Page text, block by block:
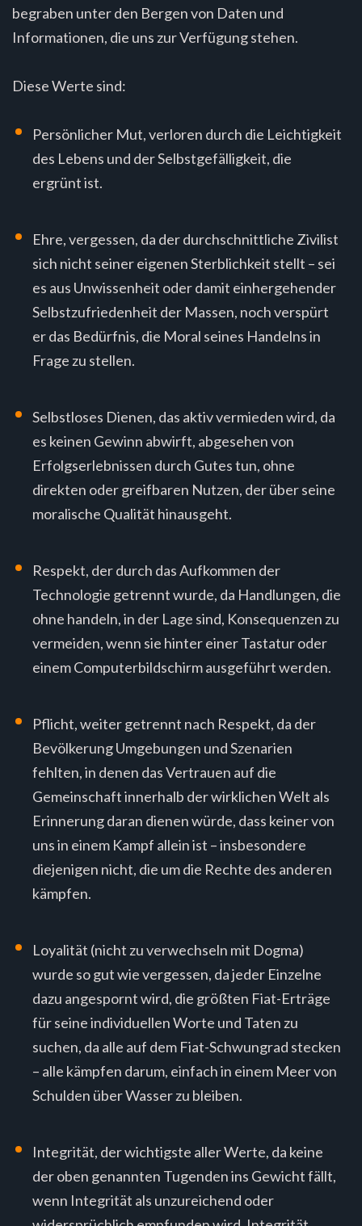
begraben unter den Bergen von Daten und
Informationen, die uns zur Verfügung stehen.
Diese Werte sind:
Persönlicher Mut, verloren durch die Leichtigkeit
des Lebens und der Selbstgefälligkeit, die
ergrünt ist.
Ehre, vergessen, da der durchschnittliche Zivilist
sich nicht seiner eigenen Sterblichkeit stellt – sei
es aus Unwissenheit oder damit einhergehender
Selbstzufriedenheit der Massen, noch verspürt
er das Bedürfnis, die Moral seines Handelns in
Frage zu stellen.
Selbstloses Dienen, das aktiv vermieden wird, da
es keinen Gewinn abwirft, abgesehen von
Erfolgserlebnissen durch Gutes tun, ohne
direkten oder greifbaren Nutzen, der über seine
moralische Qualität hinausgeht.
Respekt, der durch das Aufkommen der
Technologie getrennt wurde, da Handlungen, die
ohne handeln, in der Lage sind, Konsequenzen zu
vermeiden, wenn sie hinter einer Tastatur oder
einem Computerbildschirm ausgeführt werden.
Pflicht, weiter getrennt nach Respekt, da der
Bevölkerung Umgebungen und Szenarien
fehlten, in denen das Vertrauen auf die
Gemeinschaft innerhalb der wirklichen Welt als
Erinnerung daran dienen würde, dass keiner von
uns in einem Kampf allein ist – insbesondere
diejenigen nicht, die um die Rechte des anderen
kämpfen.
Loyalität (nicht zu verwechseln mit Dogma)
wurde so gut wie vergessen, da jeder Einzelne
dazu angespornt wird, die größten Fiat-Erträge
für seine individuellen Worte und Taten zu
suchen, da alle auf dem Fiat-Schwungrad stecken
– alle kämpfen darum, einfach in einem Meer von
Schulden über Wasser zu bleiben.
Integrität, der wichtigste aller Werte, da keine
der oben genannten Tugenden ins Gewicht fällt,
wenn Integrität als unzureichend oder